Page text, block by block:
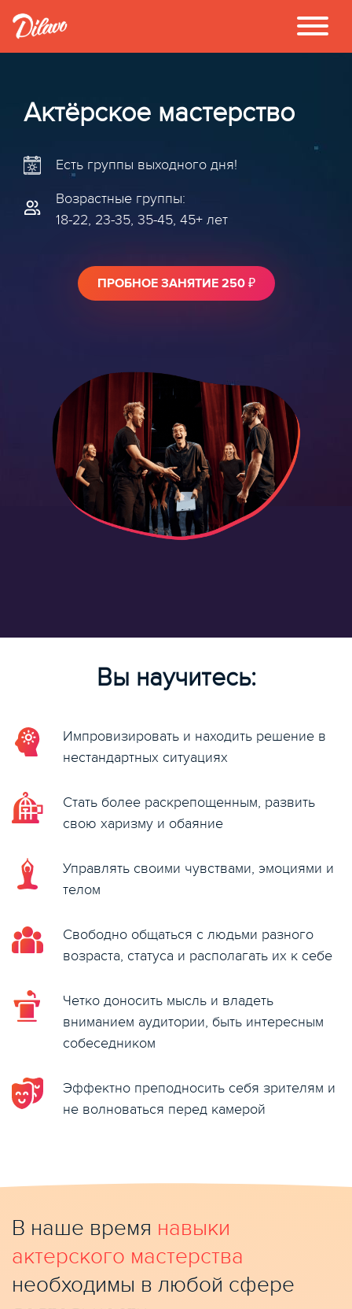
Актёрское мастерство
Есть группы выходного дня!
Возрастные группы:
18-22, 23-35, 35-45, 45+ лет
ПРОБНОЕ ЗАНЯТИЕ 250 ₽
Вы научитесь:
Импровизировать и находить решение в
нестандартных ситуациях
Стать более раскрепощенным, развить
свою харизму и обаяние
Управлять своими чувствами, эмоциями и
телом
Свободно общаться с людьми разного
возраста, статуса и располагать их к себе
Четко доносить мысль и владеть
вниманием аудитории, быть интересным
собеседником
Эффектно преподносить себя зрителям и
не волноваться перед камерой
В наше время навыки
актерского мастерства
необходимы в любой сфере